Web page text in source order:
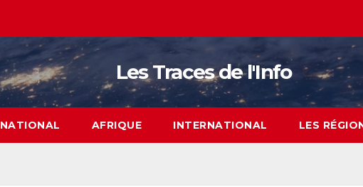
Les Traces de l'Info
NATIONAL AFRIQUE INTERNATIONAL LES